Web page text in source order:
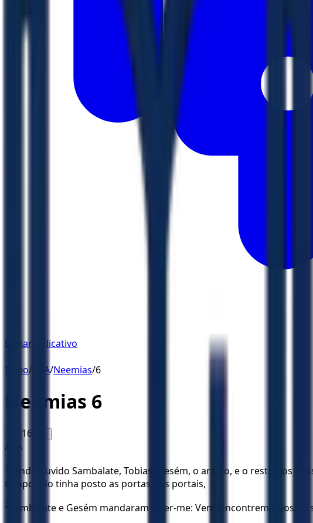
Baixar Aplicativo
Início/ ARA/Neemias/6
Neemias 6
16 A+
ARA
1
Tendo ouvido Sambalate, Tobias, Gesém, o arábio, e o resto dos
tempo não tinha posto as portas nos portais,
2 Sambalate e Gesém mandaram dizer-me: Vem, encontremo-nos,